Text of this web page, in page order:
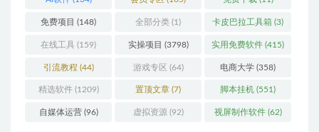
免费项目 (148) 全部分类 (1) 卡皮巴拉工具箱 (3)
在线工具 (159) 实操项目 (3798) 实用免费软件 (415)
引流教程 (44) 游戏专区 (64) 电商大学 (358)
精选软件(1209) 置顶文章 (7) 脚本挂机 (551)
自媒体运营(96) 虚拟资源 (92) 视屏制作软件(62)